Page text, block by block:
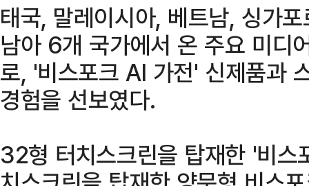
태국, 말레이시아, 베트남, 싱가
남아 6개 국가에서 온 주요 미디
로, '비스포크 AI 가전' 신제품과
경험을 선보였다.
32형 터치스크린을 탑재한 '비